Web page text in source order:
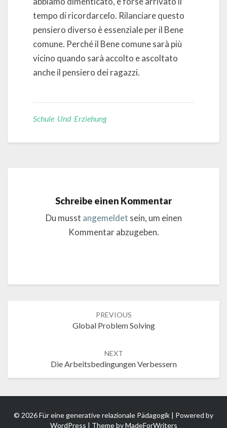
tempo di ricordarcelo. Rilanciare questo
pensiero diverso è essenziale per il Bene
comune. Perché il Bene comune sarà più
vicino quando sarà accolto e ascoltato
anche il pensiero dei ragazzi.
Schule Und Erziehung
Schreibe einen Kommentar
Du musst angemeldet sein, um einen
Kommentar abzugeben.
PREVIOUS
Global Problem Solving
NEXT
Die Arbeitsbedingungen Verbessern
© 2026 Für eine generative relazionale Pädagogik | Powered by
WordPress | Theme byMadeForWriters